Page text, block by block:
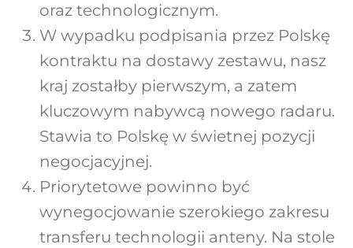
oraz technologicznym.
W wypadku podpisania przez Polskę
kontraktu na dostawy zestawu, nasz
kraj zostałby pierwszym, a zatem
kluczowym nabywcą nowego radaru.
Stawia to Polskę w świetnej pozycji
negocjacyjnej.
Priorytetowe powinno być
wynegocjowanie szerokiego zakresu
transferu technologii anteny. Na stole